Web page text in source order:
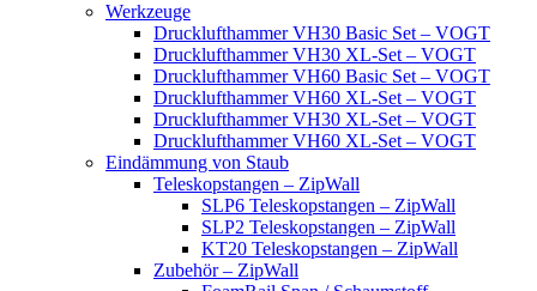
Werkzeuge
Drucklufthammer VH30 Basic Set – VOGT
Drucklufthammer VH30 XL-Set – VOGT
Drucklufthammer VH60 Basic Set – VOGT
Drucklufthammer VH60 XL-Set – VOGT
Drucklufthammer VH30 XL-Set – VOGT
Drucklufthammer VH60 XL-Set – VOGT
Eindämmung von Staub
Teleskopstangen – ZipWall
SLP6 Teleskopstangen – ZipWall
SLP2 Teleskopstangen – ZipWall
KT20 Teleskopstangen – ZipWall
Zubehör – ZipWall